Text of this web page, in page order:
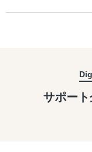
サポート